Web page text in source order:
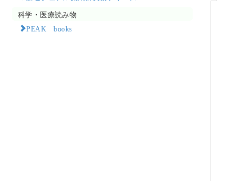
科学・医療読み物
PEAK books​